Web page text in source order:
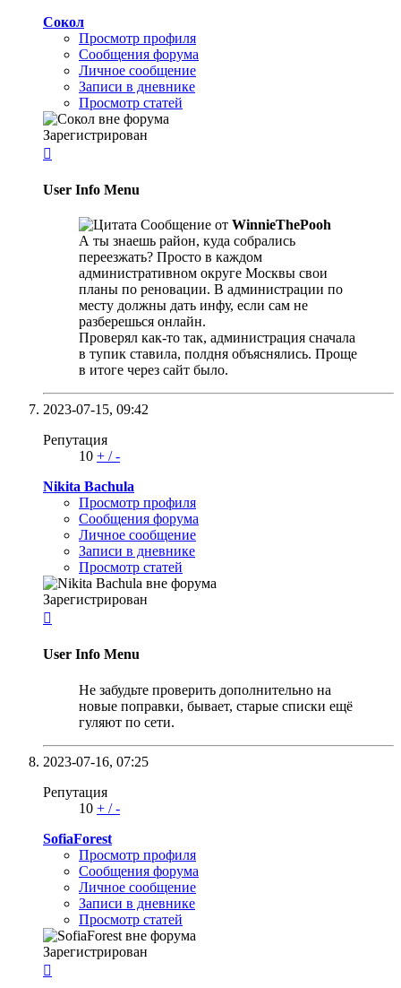
Сокол
Просмотр профиля
Сообщения форума
Личное сообщение
Записи в дневнике
Просмотр статей
Зарегистрирован

User Info Menu
Сообщение от WinnieThePooh
А ты знаешь район, куда собрались
переезжать? Просто в каждом
административном округе Москвы свои
планы по реновации. В администрации по
месту должны дать инфу, если сам не
разберешься онлайн.
Проверял как-то так, администрация сначала
в тупик ставила, полдня объяснялись. Проще
в итоге через сайт было.
2023-07-15, 09:42
Репутация
10 + /-
Nikita Bachula
Просмотр профиля
Сообщения форума
Личное сообщение
Записи в дневнике
Просмотр статей
Зарегистрирован

User Info Menu
Не забудьте проверить дополнительно на
новые поправки, бывает, старые списки ещё
гуляют по сети.
2023-07-16, 07:25
Репутация
10 + /-
SofiaForest
Просмотр профиля
Сообщения форума
Личное сообщение
Записи в дневнике
Просмотр статей
Зарегистрирован
